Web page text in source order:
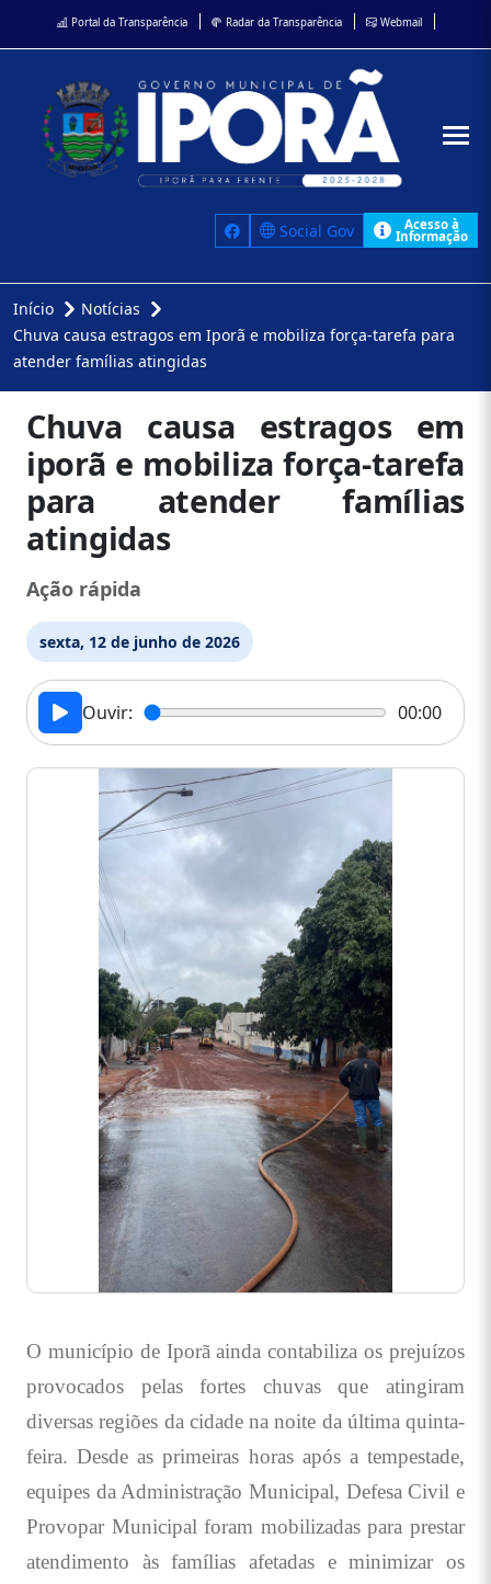
Portal da Transparência Radar da Transparência Webmail
Social Gov Acesso à
Informação
Início
Notícias
Chuva causa estragos em Iporã e mobiliza força-tarefa para
atender famílias atingidas
Chuva causa estragos em
iporã e mobiliza força-tarefa
para atender famílias
atingidas
Ação rápida
sexta, 12 de junho de 2026
Ouvir: 00:00
O município de Iporã ainda contabiliza os prejuízos
provocados pelas fortes chuvas que atingiram
diversas regiões da cidade na noite da última quinta-
feira. Desde as primeiras horas após a tempestade,
equipes da Administração Municipal, Defesa Civil e
Provopar Municipal foram mobilizadas para prestar
atendimento às famílias afetadas e minimizar os